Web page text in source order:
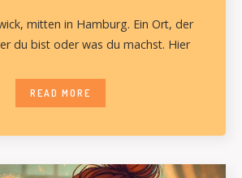
mitten in Hamburg. Ein Ort, der
du bist oder was du machst. Hier
READ MORE